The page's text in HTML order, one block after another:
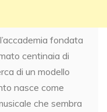
fondata
centinaia di
di un modello
nasce come
che sembra